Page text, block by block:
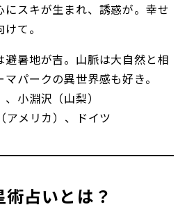
スキが生まれ、誘惑が。幸せ
て。
暑地が吉。山脈は大自然と相
パークの異世界感も好き。
、小淵沢（山梨）
アメリカ）、ドイツ
占いとは？